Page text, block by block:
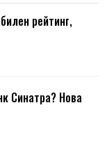
рейтинг,
Синатра? Нова